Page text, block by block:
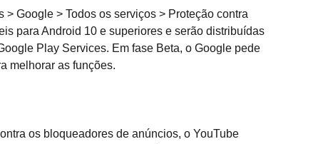
> Google > Todos os serviços > Proteção contra
para Android 10 e superiores e serão distribuídas
Play Services. Em fase Beta, o Google pede
melhorar as funções.
os bloqueadores de anúncios, o YouTube